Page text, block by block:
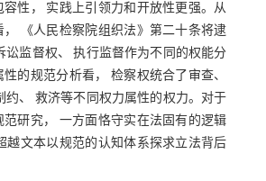
性， 实践上引领力和开放性更强。从
， 《人民检察院组织法》第二十条将逮
讼监督权、 执行监督作为不同的权能分
的规范分析看， 检察权统合了审查、
约、 救济等不同权力属性的权力。对于
范研究， 一方面恪守实在法固有的逻辑
越文本以规范的认知体系探求立法背后